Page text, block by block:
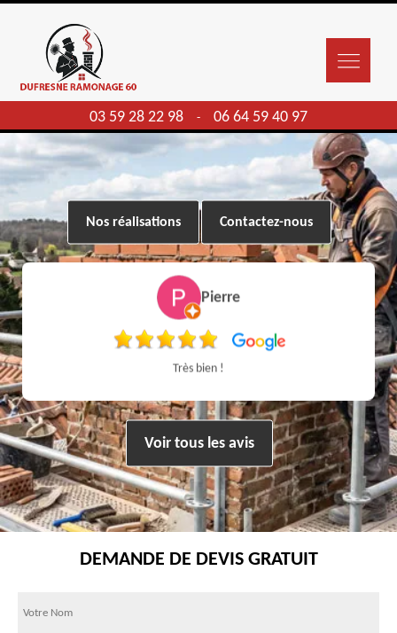
03 59 28 22 98 - 06 64 59 40 97
Nos réalisations Contactez-nous
Pierre
Très bien !
Voir tous les avis
DEMANDE DE DEVIS GRATUIT